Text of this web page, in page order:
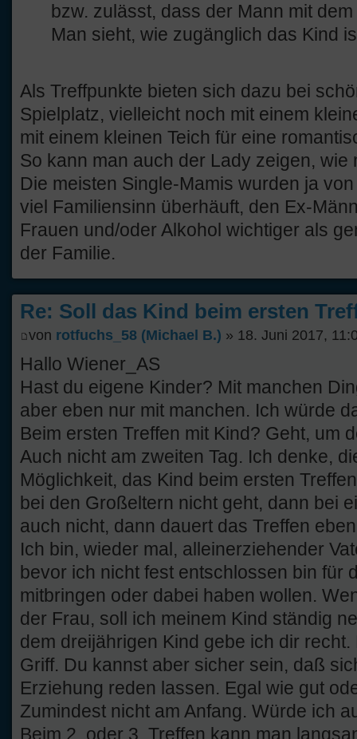
bzw. zulässt, dass der Mann mit
Man sieht, wie zugänglich das Kind
Als Treffpunkte bieten sich dazu bei
Spielplatz, vielleicht noch mit einem
mit einem kleinen Teich für eine
So kann man auch der Lady zeigen, wie
Die meisten Single-Mamis wurden ja
viel Familiensinn überhäuft, den Ex-
Frauen und/oder Alkohol wichtiger als
der Familie.
Re: Soll das Kind beim ersten
von rotfuchs_58 (Michael B.) » 18. Juni 2017,
Hallo Wiener_AS
Hast du eigene Kinder? Mit manchen
aber eben nur mit manchen. Ich würde
Beim ersten Treffen mit Kind? Geht, um
Auch nicht am zweiten Tag. Ich denke,
Möglichkeit, das Kind beim ersten
bei den Großeltern nicht geht, dann bei
auch nicht, dann dauert das Treffen
Ich bin, wieder mal, alleinerziehender
bevor ich nicht fest entschlossen bin für
mitbringen oder dabei haben wollen.
der Frau, soll ich meinem Kind ständig
dem dreijährigen Kind gebe ich dir
Griff. Du kannst aber sicher sein, daß
Erziehung reden lassen. Egal wie gut
Zumindest nicht am Anfang. Würde ich
Beim 2. oder 3. Treffen kann man